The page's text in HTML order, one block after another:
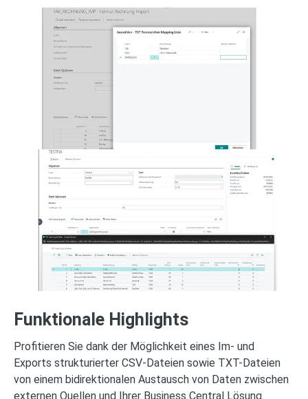
Funktionale Highlights
Profitieren Sie dank der Möglichkeit eines Im- und
Exports strukturierter CSV-Dateien sowie TXT-Dateien
von einem bidirektionalen Austausch von Daten zwischen
externen Quellen und Ihrer Business Central Lösung.